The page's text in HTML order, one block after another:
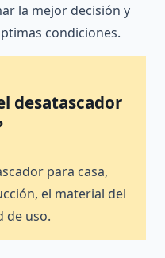
la mejor decisión y
condiciones.
desatascador
para casa,
el material del
de uso.